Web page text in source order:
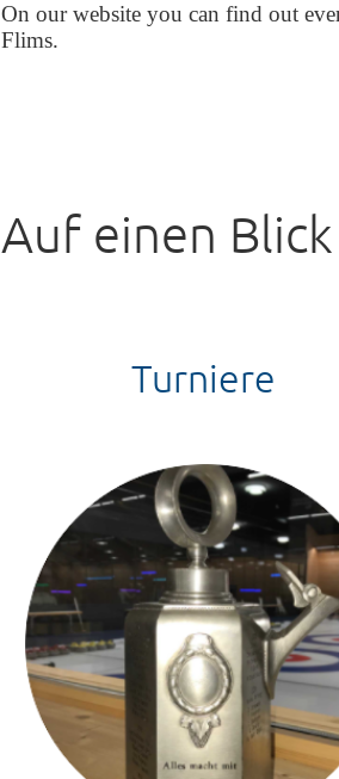
On our website you can find out
Flims.
Auf einen Blick
Turniere